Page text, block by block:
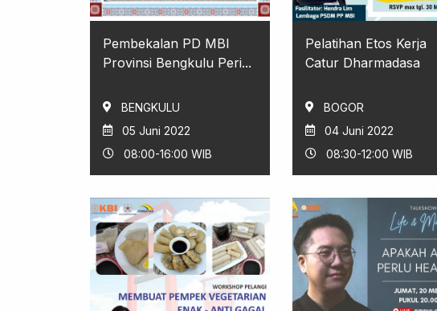
Pembekalan PD MBI
Provinsi Bengkulu Peri...
BENGKULU
05 Juni 2022
08:00-16:00 WIB
Pelatihan Etos Kerja
Catur Dharmadasa
BOGOR
04 Juni 2022
08:30-12:00 WIB